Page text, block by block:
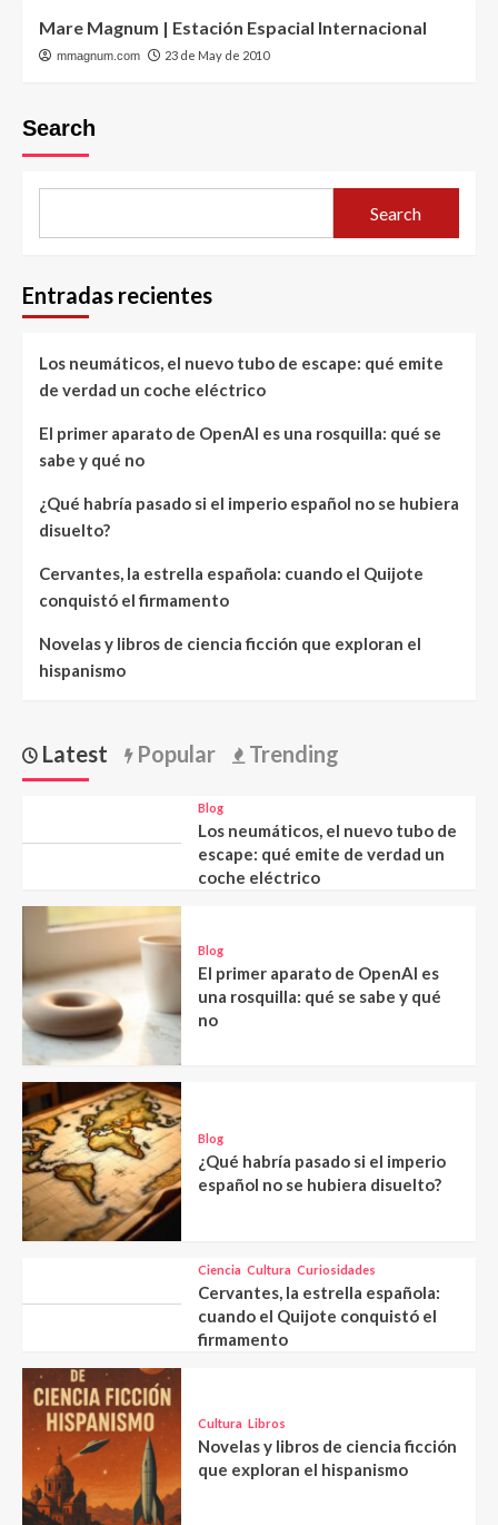
Mare Magnum | Estación Espacial Internacional
mmagnum.com 23 de May de 2010
Search
Search
Entradas recientes
Los neumáticos, el nuevo tubo de escape: qué emite
de verdad un coche eléctrico
El primer aparato de OpenAI es una rosquilla: qué se
sabe y qué no
¿Qué habría pasado si el imperio español no se hubiera
disuelto?
Cervantes, la estrella española: cuando el Quijote
conquistó el firmamento
Novelas y libros de ciencia ficción que exploran el
hispanismo
Latest Popular Trending
Blog
Los neumáticos, el nuevo tubo de
escape: qué emite de verdad un
coche eléctrico
Blog
El primer aparato de OpenAI es
una rosquilla: qué se sabe y qué
no
Blog
¿Qué habría pasado si el imperio
español no se hubiera disuelto?
Ciencia Cultura Curiosidades
Cervantes, la estrella española:
cuando el Quijote conquistó el
firmamento
Cultura Libros
Novelas y libros de ciencia ficción
que exploran el hispanismo